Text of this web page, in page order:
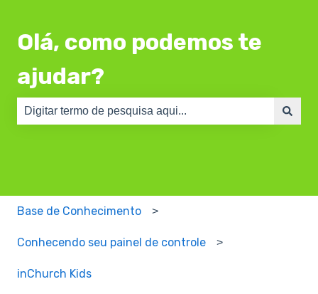
Olá, como podemos te
ajudar?
Base de Conhecimento
Conhecendo seu painel de controle
inChurch Kids